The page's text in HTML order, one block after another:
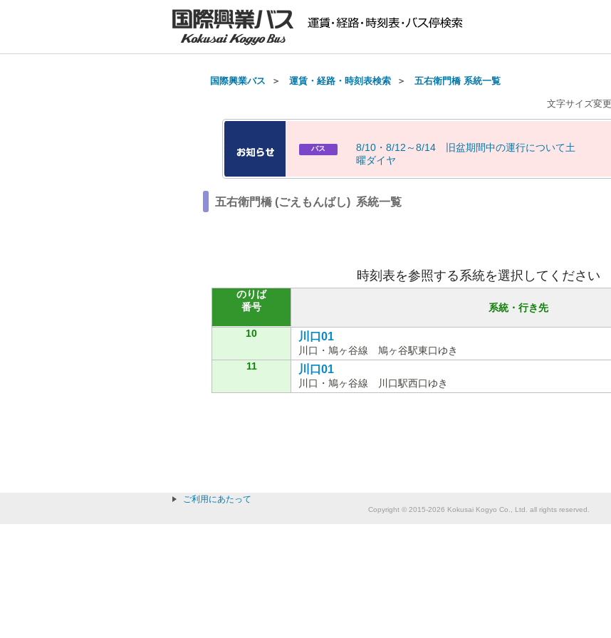
国際興業バス ＞ 運賃・経路・時刻表検索 ＞ 五右衛門橋 系統一覧
文字サイズ変更
バス 8/10 ・ 8/1 2 ～8/14 旧盆期間中の運行について土
曜ダイヤ
五右衛門橋 (ごえもんばし) 系統一覧
時刻表を参照する系統を選択してください
のりば
番号
系統・行き先
10 川口01
川口・鳩ヶ谷線 鳩ヶ谷駅東口ゆき
11
川口01
川口・鳩ヶ谷線 川口駅西口ゆき
ご利用にあたって
Copyright © 2015-2026 Kokusai Kogyo Co., Ltd. all rights reserved.